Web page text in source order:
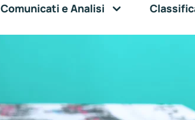
Comunicati e Analisi